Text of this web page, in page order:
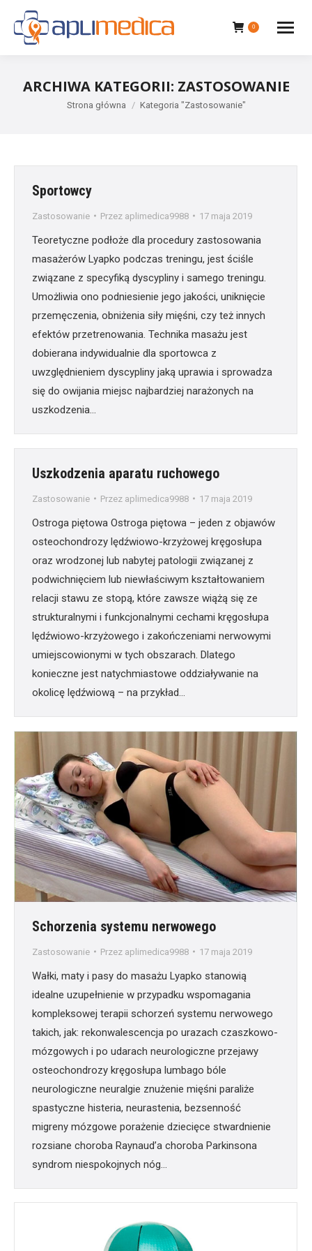
0
ARCHIWA KATEGORII: ZASTOSOWANIE
Jesteś tutaj:
Strona główna Kategoria "Zastosowanie"
Sportowcy
Zastosowanie Przez aplimedica9988 17 maja 2019
Teoretyczne podłoże dla procedury zastosowania
masażerów Lyapko podczas treningu, jest ściśle
związane z specyfiką dyscypliny i samego treningu.
Umożliwia ono podniesienie jego jakości, uniknięcie
przemęczenia, obniżenia siły mięśni, czy też innych
efektów przetrenowania. Technika masażu jest
dobierana indywidualnie dla sportowca z
uwzględnieniem dyscypliny jaką uprawia i sprowadza
się do owijania miejsc najbardziej narażonych na
uszkodzenia…
Uszkodzenia aparatu ruchowego
Zastosowanie Przez aplimedica9988 17 maja 2019
Ostroga piętowa Ostroga piętowa – jeden z objawów
osteochondrozy lędźwiowo-krzyżowej kręgosłupa
oraz wrodzonej lub nabytej patologii związanej z
podwichnięciem lub niewłaściwym kształtowaniem
relacji stawu ze stopą, które zawsze wiążą się ze
strukturalnymi i funkcjonalnymi cechami kręgosłupa
lędźwiowo-krzyżowego i zakończeniami nerwowymi
umiejscowionymi w tych obszarach. Dlatego
konieczne jest natychmiastowe oddziaływanie na
okolicę lędźwiową – na przykład…
Schorzenia systemu nerwowego
Zastosowanie Przez aplimedica9988 17 maja 2019
Wałki, maty i pasy do masażu Lyapko stanowią
idealne uzupełnienie w przypadku wspomagania
kompleksowej terapii schorzeń systemu nerwowego
takich, jak: rekonwalescencja po urazach czaszkowo-
mózgowych i po udarach neurologiczne przejawy
osteochondrozy kręgosłupa lumbago bóle
neurologiczne neuralgie znużenie mięśni paraliże
spastyczne histeria, neurastenia, bezsenność
migreny mózgowe porażenie dziecięce stwardnienie
rozsiane choroba Raynaud’a choroba Parkinsona
syndrom niespokojnych nóg…